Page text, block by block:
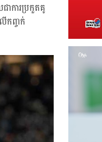
ាការប្រកួតគូ
កញ្ចក់